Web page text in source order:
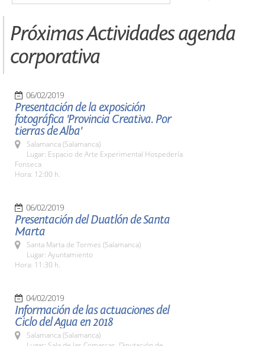
Próximas Actividades agenda
corporativa
06/02/2019
Presentación de la exposición
fotográfica 'Provincia Creativa. Por
tierras de Alba'
Salamanca (Salamanca)
Lugar: Espacio de Arte Experimental Hospedería
Fonseca
Hora: 12:00 h.
06/02/2019
Presentación del Duatlón de Santa
Marta
Santa Marta de Tormes (Salamanca)
Lugar: Ayuntamiento
Hora: 11:30 h.
04/02/2019
Información de las actuaciones del
Ciclo del Agua en 2018
Salamanca (Salamanca)